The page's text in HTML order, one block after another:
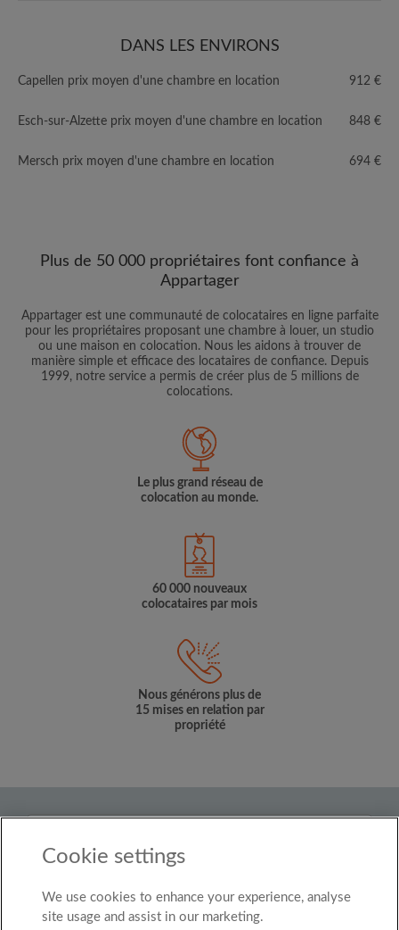
DANS LES ENVIRONS
Capellen prix moyen d'une chambre en location 912 €
Esch-sur-Alzette prix moyen d'une chambre en location 848 €
Mersch prix moyen d'une chambre en location 694 €
Plus de 50 000 propriétaires font confiance à
Appartager
Appartager est une communauté de colocataires en ligne parfaite
pour les propriétaires proposant une chambre à louer, un studio
ou une maison en colocation. Nous les aidons à trouver de
manière simple et efficace des locataires de confiance. Depuis
1999, notre service a permis de créer plus de 5 millions de
colocations.
Le plus grand réseau de
colocation au monde.
60 000 nouveaux
colocataires par mois
Nous générons plus de
15 mises en relation par
propriété
Luxembourg
© Roomgo Limited 2025 - 21 Market Place, Stockport,
United Kingdom, SK1 1EU
Cookie settings
We use cookies to enhance your experience, analyse
site usage and assist in our marketing.